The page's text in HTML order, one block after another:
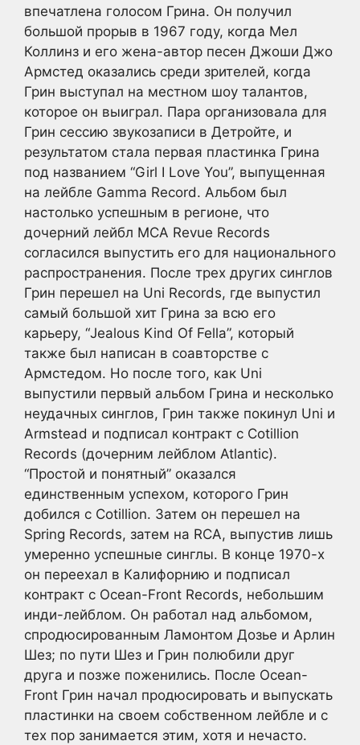
впечатлена голосом Грина. Он получил
большой прорыв в 1967 году, когда Мел
Коллинз и его жена-автор песен Джоши Джо
Армстед оказались среди зрителей, когда
Грин выступал на местном шоу талантов,
которое он выиграл. Пара организовала для
Грин сессию звукозаписи в Детройте, и
результатом стала первая пластинка Грина
под названием “Girl I Love You”, выпущенная
на лейбле Gamma Record. Альбом был
настолько успешным в регионе, что
дочерний лейбл MCA Revue Records
согласился выпустить его для национального
распространения. После трех других синглов
Грин перешел на Uni Records, где выпустил
самый большой хит Грина за всю его
карьеру, “Jealous Kind Of Fella”, который
также был написан в соавторстве с
Армстедом. Но после того, как Uni
выпустили первый альбом Грина и несколько
неудачных синглов, Грин также покинул Uni и
Armstead и подписал контракт с Cotillion
Records (дочерним лейблом Atlantic).
“Простой и понятный” оказался
единственным успехом, которого Грин
добился с Cotillion. Затем он перешел на
Spring Records, затем на RCA, выпустив лишь
умеренно успешные синглы. В конце 1970-х
он переехал в Калифорнию и подписал
контракт с Ocean-Front Records, небольшим
инди-лейблом. Он работал над альбомом,
спродюсированным Ламонтом Дозье и Арлин
Шез; по пути Шез и Грин полюбили друг
друга и позже поженились. После Ocean-
Front Грин начал продюсировать и выпускать
пластинки на своем собственном лейбле и с
тех пор занимается этим, хотя и нечасто.